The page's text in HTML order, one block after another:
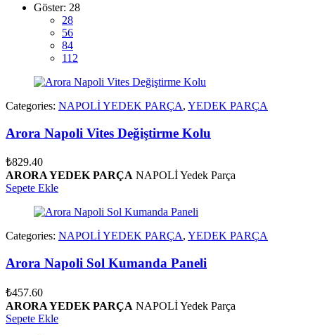
Göster: 28
28
56
84
112
Categories: NAPOLİ YEDEK PARÇA, YEDEK PARÇA
Arora Napoli Vites Değiştirme Kolu
₺829.40
ARORA YEDEK PARÇA NAPOLİ Yedek Parça
Sepete Ekle
Categories: NAPOLİ YEDEK PARÇA, YEDEK PARÇA
Arora Napoli Sol Kumanda Paneli
₺457.60
ARORA YEDEK PARÇA NAPOLİ Yedek Parça
Sepete Ekle